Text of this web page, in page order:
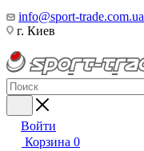
info@sport-trade.com.ua
г. Киев
Войти
Корзина 0